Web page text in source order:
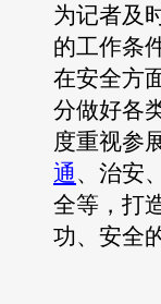
为记者及
的工作条
在安全方
分做好各
度重视参
通、治安
全等，打
功、安全